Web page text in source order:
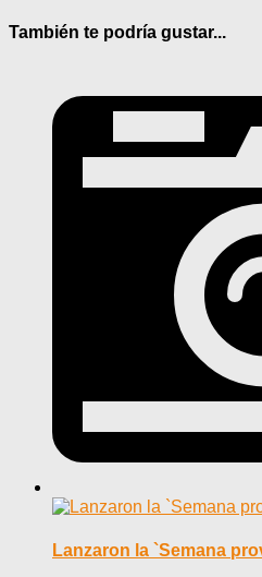
También te podría gustar...
Lanzaron la `Semana